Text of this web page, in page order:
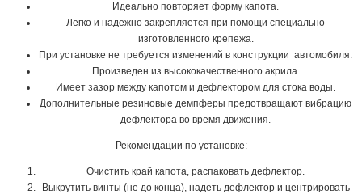
Идеально повторяет форму капота.
Легко и надежно закрепляется при помощи специально
изготовленного крепежа.
При установке не требуется изменений в конструкции автомобиля.
Произведен из высококачественного акрила.
Имеет зазор между капотом и дефлектором для стока воды.
Дополнительные резиновые демпферы предотвращают вибрацию
дефлектора во время движения.
Рекомендации по установке:
Очистить край капота, распаковать дефлектор.
Выкрутить винты (не до конца), надеть дефлектор и центрировать